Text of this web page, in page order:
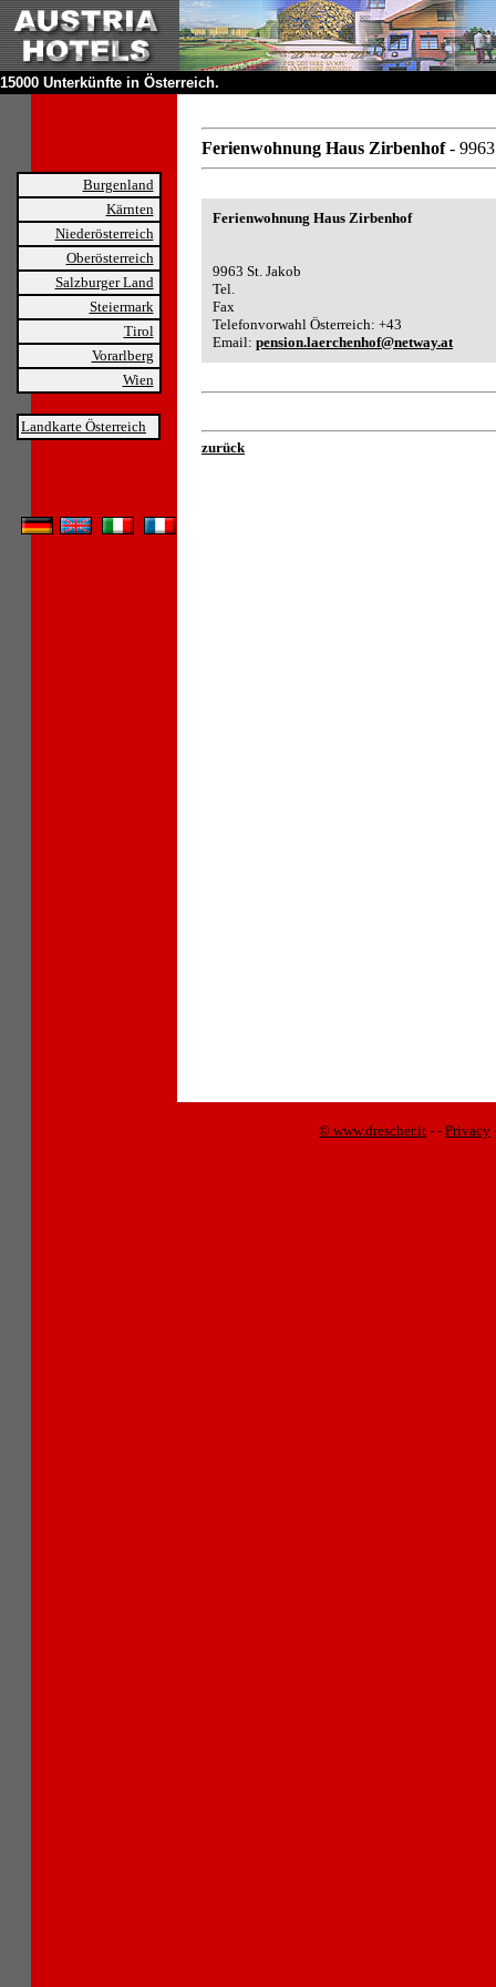
15000 Unterkünfte in Österreich.
Burgenland
Kärnten
Niederösterreich
Oberösterreich
Salzburger Land
Steiermark
Tirol
Vorarlberg
Wien
Landkarte Österreich
Ferienwohnung Haus Zirbenhof-
Ferienwohnung Haus Zirbenhof
9963 St. Jakob
Tel.
Fax
Telefonvorwahl Österreich: +43
Email: pension.laerchenhof@netway.at
zurück
© www.drescher.it - - Privacy